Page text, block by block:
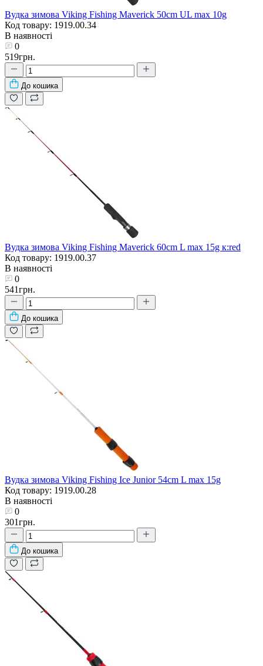
Вудка зимова Viking Fishing Maverick 50cm UL max 10g
Код товару: 1919.00.34
В наявності
0
519грн.
До кошика
Вудка зимова Viking Fishing Maverick 60cm L max 15g к:red
Код товару: 1919.00.37
В наявності
0
541грн.
До кошика
Вудка зимова Viking Fishing Ice Junior 54сm L max 15g
Код товару: 1919.00.28
В наявності
0
301грн.
До кошика